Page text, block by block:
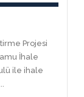
Projesi
İhale
ile ihale